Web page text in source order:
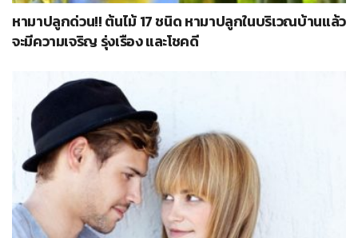
หามาปลูกด่วน!! ต้นไม้ 17 ชนิด หามาปลูกในบริเวณบ้านแล้ว
จะมีความเจริญ รุ่งเรือง และโชคดี